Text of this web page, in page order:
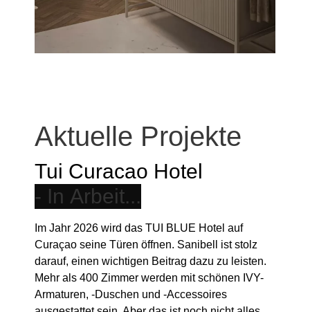
Aktuelle Projekte
Tui Curacao Hotel
Im Jahr 2026 wird das TUI BLUE Hotel auf
Mehr als 400 Zimmer werden mit schönen IVY-
Armaturen, -Duschen und -Accessoires
Auch schöne Deckenspiegel werden in diesem